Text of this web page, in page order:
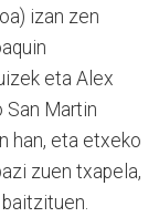
izan zen
eta Alex
San Martin
han, eta etxeko
zuen txapela,